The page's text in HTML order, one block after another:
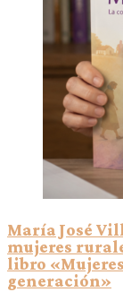
María José
mujeres
libro
generación»